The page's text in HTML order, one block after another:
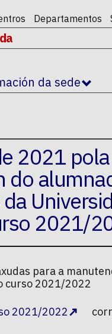
Departamentos
da sede
2021
do
2021/
para a
curso 2021/2022
2021/2022